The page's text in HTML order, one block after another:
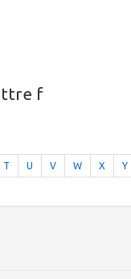
f
T U V W X Y